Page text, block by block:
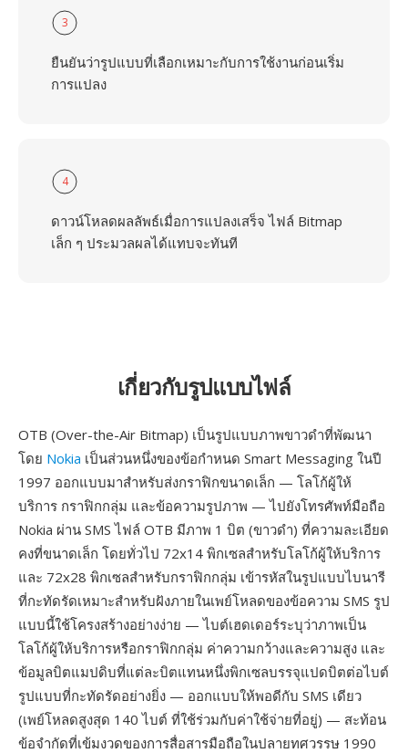
3
ยืนยันว่ารูปแบบที่เลือกเหมาะกับการใช้งานก่อนเริ่ม
การแปลง
4
ดาวน์โหลดผลลัพธ์เมื่อการแปลงเสร็จ ไฟล์ Bitmap
เล็ก ๆ ประมวลผลได้แทบจะทันที
เกี่ยวกับรูปแบบไฟล์
OTB (Over-the-Air Bitmap) เป็นรูปแบบภาพขาวดำที่พัฒนา
โดย Nokia เป็นส่วนหนึ่งของข้อกำหนด Smart Messaging ในปี
1997 ออกแบบมาสำหรับส่งกราฟิกขนาดเล็ก — โลโก้ผู้ให้
บริการ กราฟิกกลุ่ม และข้อความรูปภาพ — ไปยังโทรศัพท์มือถือ
Nokia ผ่าน SMS ไฟล์ OTB มีภาพ 1 บิต (ขาวดำ) ที่ความละเอียด
คงที่ขนาดเล็ก โดยทั่วไป 72x14 พิกเซลสำหรับโลโก้ผู้ให้บริการ
และ 72x28 พิกเซลสำหรับกราฟิกกลุ่ม เข้ารหัสในรูปแบบไบนารี
ที่กะทัดรัดเหมาะสำหรับฝังภายในเพย์โหลดของข้อความ SMS รูป
แบบนี้ใช้โครงสร้างอย่างง่าย — ไบต์เฮดเดอร์ระบุว่าภาพเป็น
โลโก้ผู้ให้บริการหรือกราฟิกกลุ่ม ค่าความกว้างและความสูง และ
ข้อมูลบิตแมปดิบที่แต่ละบิตแทนหนึ่งพิกเซลบรรจุแปดบิตต่อไบต์
รูปแบบที่กะทัดรัดอย่างยิ่ง — ออกแบบให้พอดีกับ SMS เดียว
(เพย์โหลดสูงสุด 140 ไบต์ ที่ใช้ร่วมกับค่าใช้จ่ายที่อยู่) — สะท้อน
ข้อจำกัดที่เข้มงวดของการสื่อสารมือถือในปลายทศวรรษ 1990